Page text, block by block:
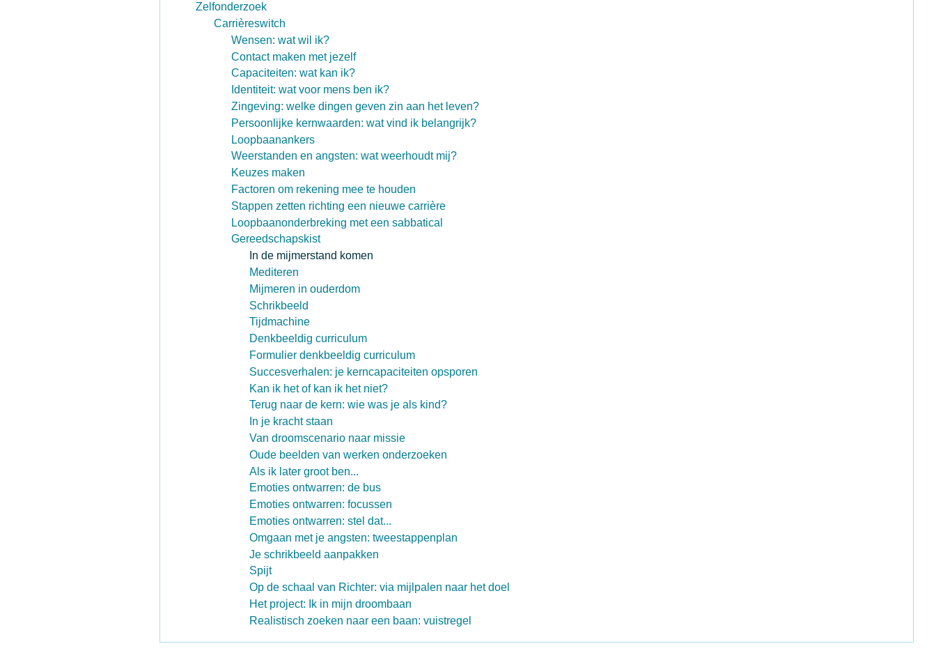
Zelfonderzoek
Carrièreswitch
Wensen: wat wil ik?
Contact maken met jezelf
Capaciteiten: wat kan ik?
Identiteit: wat voor mens ben ik?
Zingeving: welke dingen geven zin aan het leven?
Persoonlijke kernwaarden: wat vind ik belangrijk?
Loopbaanankers
Weerstanden en angsten: wat weerhoudt mij?
Keuzes maken
Factoren om rekening mee te houden
Stappen zetten richting een nieuwe carrière
Loopbaanonderbreking met een sabbatical
Gereedschapskist
In de mijmerstand komen
Mediteren
Mijmeren in ouderdom
Schrikbeeld
Tijdmachine
Denkbeeldig curriculum
Formulier denkbeeldig curriculum
Succesverhalen: je kerncapaciteiten opsporen
Kan ik het of kan ik het niet?
Terug naar de kern: wie was je als kind?
In je kracht staan
Van droomscenario naar missie
Oude beelden van werken onderzoeken
Als ik later groot ben...
Emoties ontwarren: de bus
Emoties ontwarren: focussen
Emoties ontwarren: stel dat...
Omgaan met je angsten: tweestappenplan
Je schrikbeeld aanpakken
Spijt
Op de schaal van Richter: via mijlpalen naar het doel
Het project: Ik in mijn droombaan
Realistisch zoeken naar een baan: vuistregel